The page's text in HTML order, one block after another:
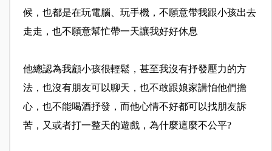
候，也都是在玩電腦、玩手機，不願意帶我跟小孩出去
走走，也不願意幫忙帶一天讓我好好休息
他總認為我顧小孩很輕鬆，甚至我沒有抒發壓力的方
法，也沒有朋友可以聊天，也不敢跟娘家講怕他們擔
心，也不能喝酒抒發，而他心情不好都可以找朋友訴
苦，又或者打一整天的遊戲，為什麼這麼不公平?